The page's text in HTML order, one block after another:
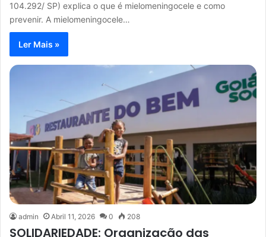
104.292/ SP) explica o que é mielomeningocele e como
prevenir. A mielomeningocele…
Ler Mais »
admin Abril 11, 2026 0 208
SOLIDARIEDADE: Organização das